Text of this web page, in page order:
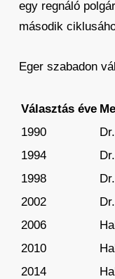
egy regnáló
második
Eger szabadon
Választás éve
1990
1994
1998
2002
2006
2010
2014